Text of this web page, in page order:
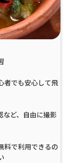
者でも安心して飛
など、自由に撮影
料で利用できるの